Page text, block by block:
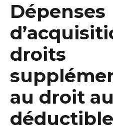
Dépenses
droits
au droit